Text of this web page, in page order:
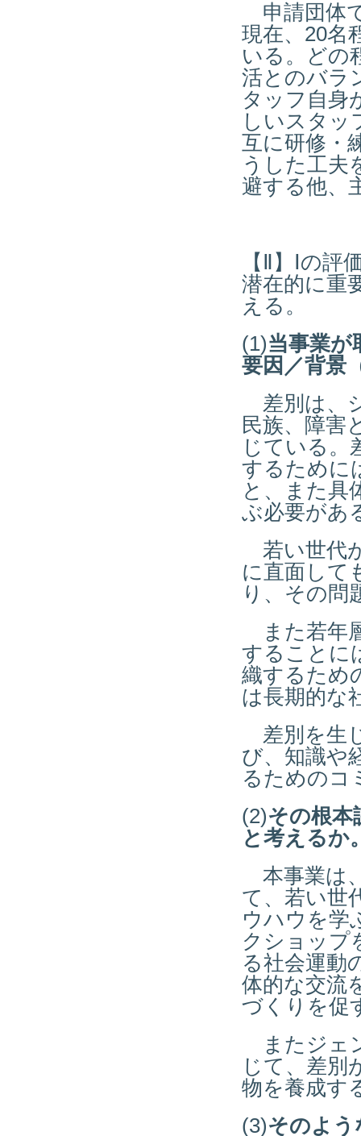
申請団体
現在、20名
いる。どの
活とのバラ
タッフ自身
しいスタッ
互に研修・
うした工夫
避する他、
【Ⅱ】Ⅰの
潜在的に重
える。
(1)当事業が
要因／背景
差別は、
民族、障害
じている。
するために
と、また具
ぶ必要があ
若い世代
に直面して
り、その問
また若年
することに
織するため
は長期的な
差別を生
び、知識や
るためのコ
(2)その根本
と考えるか
本事業は
て、若い世
ウハウを学
クショップ
る社会運動
体的な交流
づくりを促
またジェ
じて、差別
物を養成す
(3)そのよう